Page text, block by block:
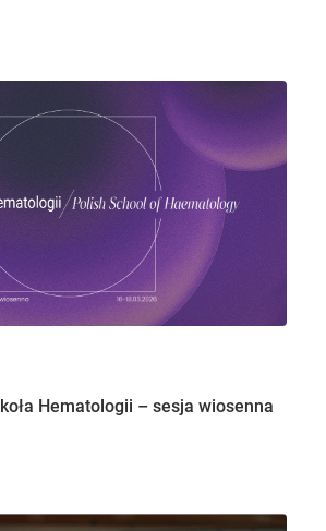
Hematologii – sesja wiosenna